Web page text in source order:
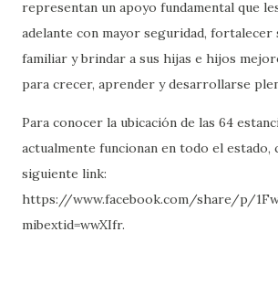
representan un apoyo fundamental que
adelante con mayor seguridad, fortalecer
familiar y brindar a sus hijas e hijos
para crecer, aprender y desarrollarse
Para conocer la ubicación de las 64
actualmente funcionan en todo el estado,
siguiente link:
https://www.facebook.com/share/p/
mibextid=wwXIfr.